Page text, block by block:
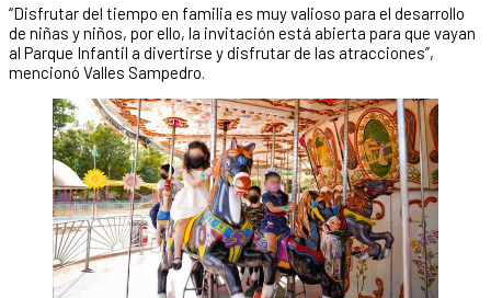
“Disfrutar del tiempo en familia es muy valioso para el desarrollo
de niñas y niños, por ello, la invitación está abierta para que vayan
al Parque Infantil a divertirse y disfrutar de las atracciones”,
mencionó Valles Sampedro.